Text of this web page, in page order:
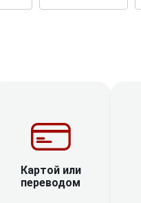
Картой или
переводом